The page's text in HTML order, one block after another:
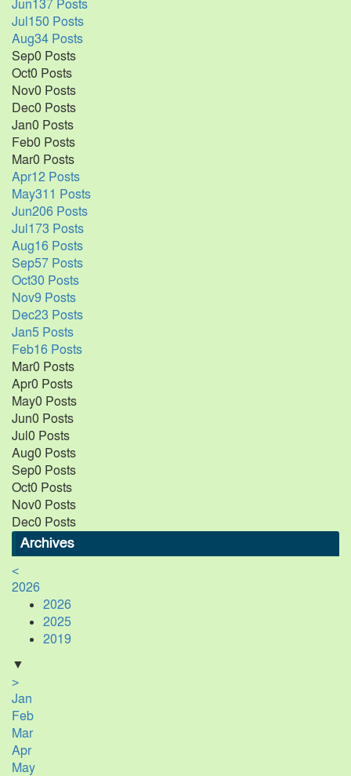
Jun137 Posts
Jul150 Posts
Aug34 Posts
Sep0 Posts
Oct0 Posts
Nov0 Posts
Dec0 Posts
Jan0 Posts
Feb0 Posts
Mar0 Posts
Apr12 Posts
May311 Posts
Jun206 Posts
Jul173 Posts
Aug16 Posts
Sep57 Posts
Oct30 Posts
Nov9 Posts
Dec23 Posts
Jan5 Posts
Feb16 Posts
Mar0 Posts
Apr0 Posts
May0 Posts
Jun0 Posts
Jul0 Posts
Aug0 Posts
Sep0 Posts
Oct0 Posts
Nov0 Posts
Dec0 Posts
Archives
<
2026
2026
2025
2019
▼
>
Jan
Feb
Mar
Apr
May